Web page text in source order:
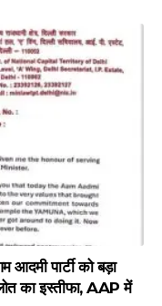
पार्टी को बड़ा
का इस्तीफा, AAP में